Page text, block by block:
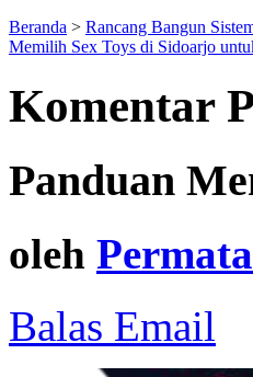
Beranda > Rancang Bangun
Memilih Sex Toys di Sidoarjo
Komentar
Panduan
oleh
Balas Email